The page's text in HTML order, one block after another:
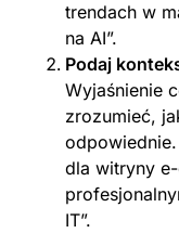
trendach w
na AI”.
Podaj
Wyjaśnienie
zrozumieć,
dla witryny
IT”.